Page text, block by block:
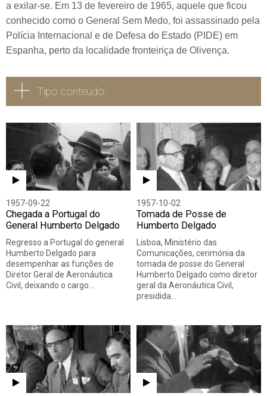
a exilar-se. Em 13 de fevereiro de 1965, aquele que ficou
conhecido como o General Sem Medo, foi assassinado pela
Polícia Internacional e de Defesa do Estado (PIDE) em
Espanha, perto da localidade fronteiriça de Olivença.
Tipo conteúdo:
Todos Vídeo Áudio
1957-09-22
Chegada a Portugal do
General Humberto Delgado
Regresso a Portugal do general
Humberto Delgado para
desempenhar as funções de
Diretor Geral de Aeronáutica
Civil, deixando o cargo…
1957-10-02
Tomada de Posse de
Humberto Delgado
Lisboa, Ministério das
Comunicações, cerimónia da
tomada de posse do General
Humberto Delgado como diretor
geral da Aeronáutica Civil,
presidida…